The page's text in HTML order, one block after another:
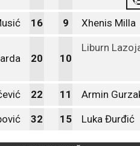
16 9 Xhenis Milla
20 10
Liburn
22 11 Armin
32 15 Luka Đurđić